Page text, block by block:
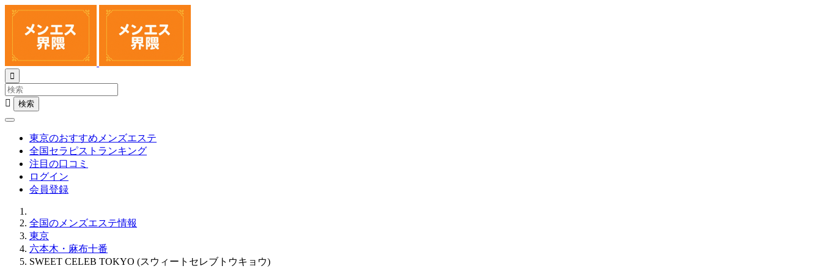


東京のおすすめメンズエステ
全国セラピストランキング
注目の口コミ
ログイン
会員登録
全国のメンズエステ情報
東京
六本木・麻布十番
SWEET CELEB TOKYO (スウィートセレブトウキョウ)